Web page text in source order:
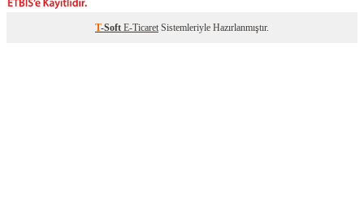
T-Soft E-Ticaret Sistemleriyle Hazırlanmıştır.